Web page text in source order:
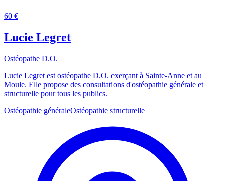
60 €
Lucie Legret
Ostéopathe D.O.
Lucie Legret est ostéopathe D.O. exerçant à Sainte-Anne et au
Moule. Elle propose des consultations d'ostéopathie générale et
structurelle pour tous les publics.
Ostéopathie généraleOstéopathie structurelle